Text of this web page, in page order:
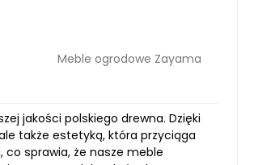
Meble ogrodowe Zayama
jakości polskiego drewna. Dzięki
także estetyką, która przyciąga
co sprawia, że nasze meble